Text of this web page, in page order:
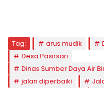
Tag: arus mudik
Desa Pasirsari
Dinas Sumber Daya Air
jalan diperbaiki